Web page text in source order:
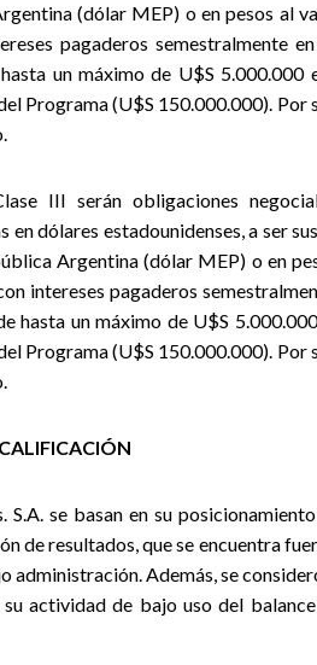
(dólar MEP) o en pesos al
pagaderos semestralmente
un máximo de U$S
Programa (U$S 150.000.000).
III serán obligaciones
en dólares estadounidenses, a ser
Argentina (dólar MEP) o en
intereses pagaderos
hasta un máximo de U$S
Programa (U$S 150.000.000).
S.A. se basan en su
de resultados, que se encuentra
administración. Además, se
actividad de bajo uso del